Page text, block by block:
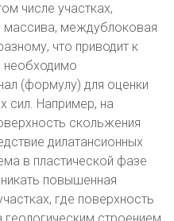
числе участках,
массива, междублоковая
что приводит к
необходимо
(формулу) для оценки
сил. Например, на
скольжения
дилатансионных
в пластической фазе
повышенная
где поверхность